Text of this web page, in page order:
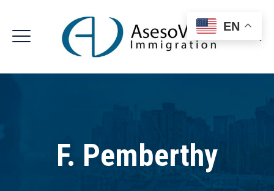
F. Pemberthy
EN